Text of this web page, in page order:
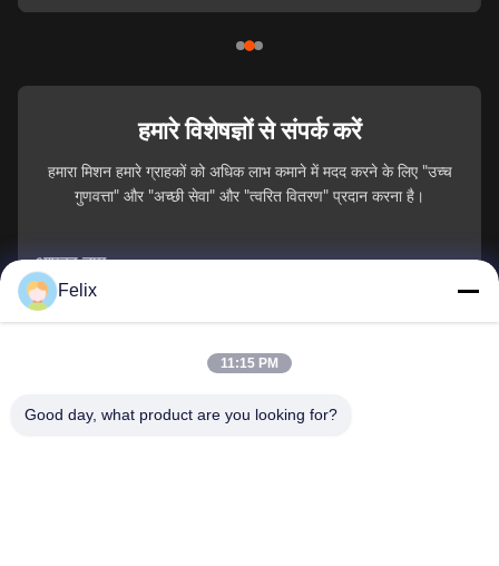
हमारे विशेषज्ञों से संपर्क करें
हमारा मिशन हमारे ग्राहकों को अधिक लाभ कमाने में मदद करने के लिए "उच्च
गुणवत्ता" और "अच्छी सेवा" और "त्वरित वितरण" प्रदान करना है।
आपका नाम
Felix
11:15 PM
Good day, what product are you looking for?